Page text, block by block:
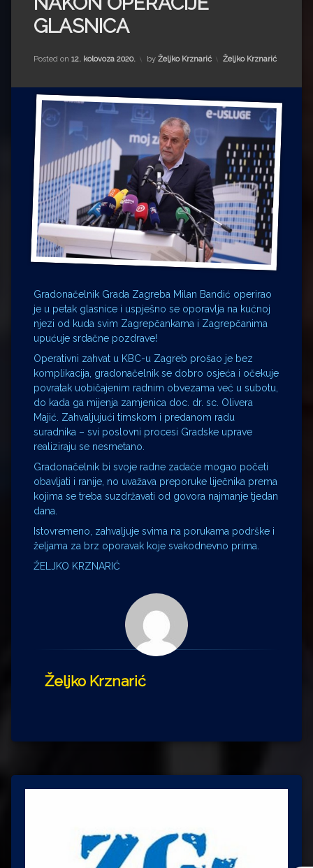
Impressum
Milenko Strižak
Drugi autori
Drugi autori
Ljiljana Lekanić-Kljaić
Željko Krznarić
Mario Lovreković
Miroslav Šantek
GLASNICA
Posted on 12. kolovoza 2020. by Željko Krznarić Kategorije:
Željko Krznarić
Gradonačelnik Grada Zagreba Milan Bandić operirao
je u petak glasnice i uspješno se oporavlja na kućnoj
njezi od kuda svim Zagrepčankama i Zagrepčanima
upućuje srdačne pozdrave!
Operativni zahvat u KBC-u Zagreb prošao je bez
komplikacija, gradonačelnik se dobro osjeća i očekuje
povratak uobičajenim radnim obvezama već u subotu,
do kada ga mijenja zamjenica doc. dr. sc. Olivera
Majić. Zahvaljujući timskom i predanom radu
suradnika – svi poslovni procesi Gradske uprave
realiziraju se nesmetano.
Gradonačelnik bi svoje radne zadaće mogao početi
obavljati i ranije, no uvažava preporuke liječnika prema
kojima se treba suzdržavati od govora najmanje tjedan
dana.
Istovremeno, zahvaljuje svima na porukama podrške i
željama za brz oporavak koje svakodnevno prima.
ŽELJKO KRZNARIĆ
Željko Krznarić